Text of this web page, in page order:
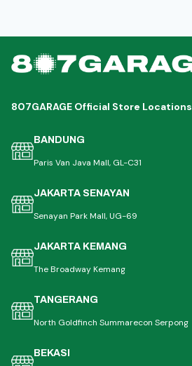
807GARAGE Official Store Locations
BANDUNG
Paris Van Java Mall, GL-C31
JAKARTA SENAYAN
Senayan Park Mall, UG-69
JAKARTA KEMANG
The Broadway Kemang
TANGERANG
North Goldfinch Summarecon Serpong
BEKASI